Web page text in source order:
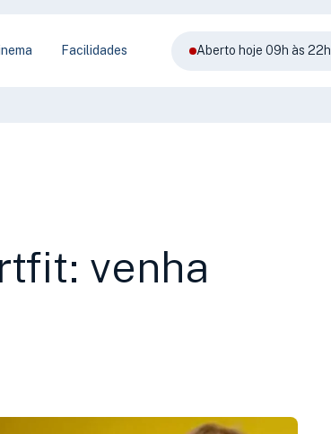
Facilidades Aberto hoje 09h às 22h
venha